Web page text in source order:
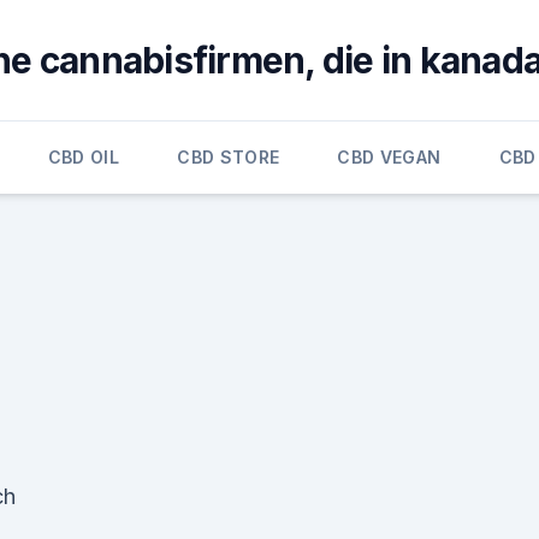
cannabisfirmen, die in
CBD OIL CBD STORE CBD VEGAN